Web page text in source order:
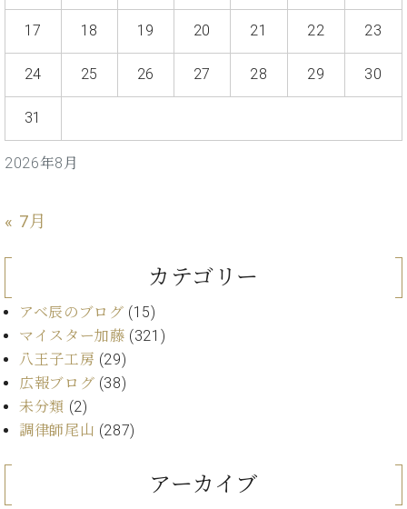
ー
タ
ス
C.
ベ
ヒ
シ
ュ
み
ノ
番
音
色
ベ
ヒ
シ
タ
を
ベ
ヒ
シ
ュ
タ
情
報)
ャ
ー
ン
サ
ー
ト
レ
ー
ラ
ー・
取
店
店
ロ
趣
か
格
に
方
歓
ベヒ
シュ
タイ
ン・
社
案
内
2026年8月
17 18 19 20 21 22 23
24 25 26 27 28 29 30
31
« 7月
カテゴリー
アベ辰のブログ (15)
マイスター加藤 (321)
八王子工房 (29)
広報ブログ (38)
未分類 (2)
調律師尾山 (287)
アーカイブ